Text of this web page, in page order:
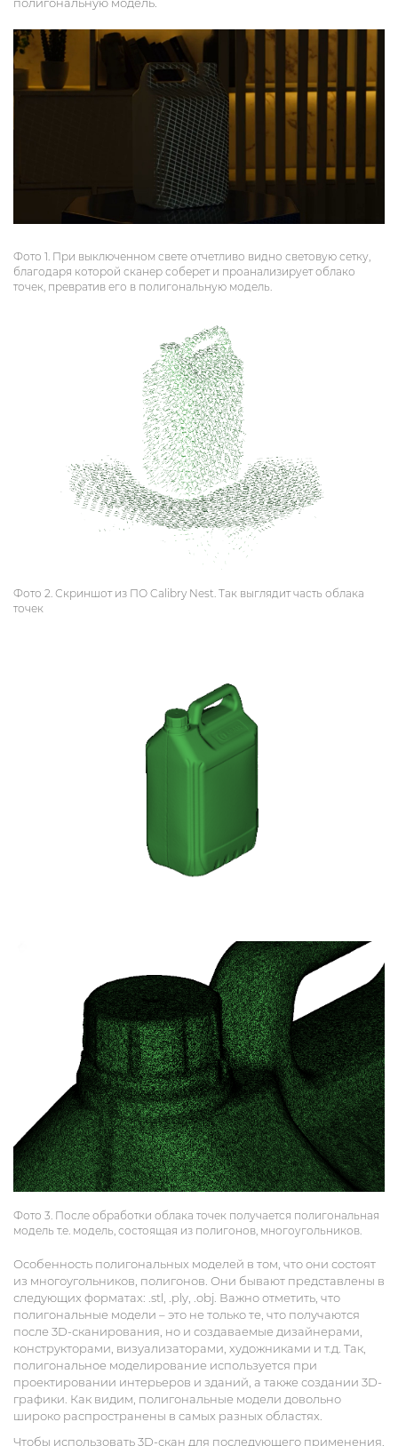
Фото 1. При выключенном свете отчетливо видно световую сетку,
благодаря которой сканер соберет и проанализирует облако
точек, превратив его в полигональную модель.
Фото 2. Скриншот из ПО Calibry Nest. Так выглядит часть облака
точек
Фото 3. После обработки облака точек получается полигональная
модель т.е. модель, состоящая из полигонов, многоугольников.
Особенность полигональных моделей в том, что они состоят
из многоугольников, полигонов. Они бывают представлены в
следующих форматах: .stl, .ply, .obj. Важно отметить, что
полигональные модели – это не только те, что получаются
после 3D-сканирования, но и создаваемые дизайнерами,
конструкторами, визуализаторами, художниками и т.д. Так,
полигональное моделирование используется при
проектировании интерьеров и зданий, а также создании 3D-
графики. Как видим, полигональные модели довольно
широко распространены в самых разных областях.
Чтобы использовать 3D-скан для последующего применения,